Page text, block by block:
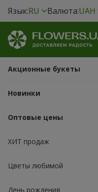
Язык:RU Валюта:UAH
Акционные букеты
Новинки
Оптовые цены
ХИТ продаж
Цветы любимой
День рождения